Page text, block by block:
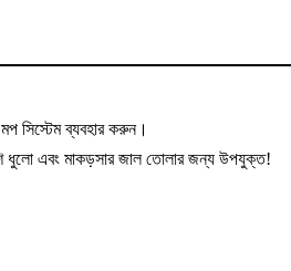
সিস্টেম ব্যবহার করুন।
ধুলো এবং মাকড়সার জাল তোলার জন্য উপযুক্ত!